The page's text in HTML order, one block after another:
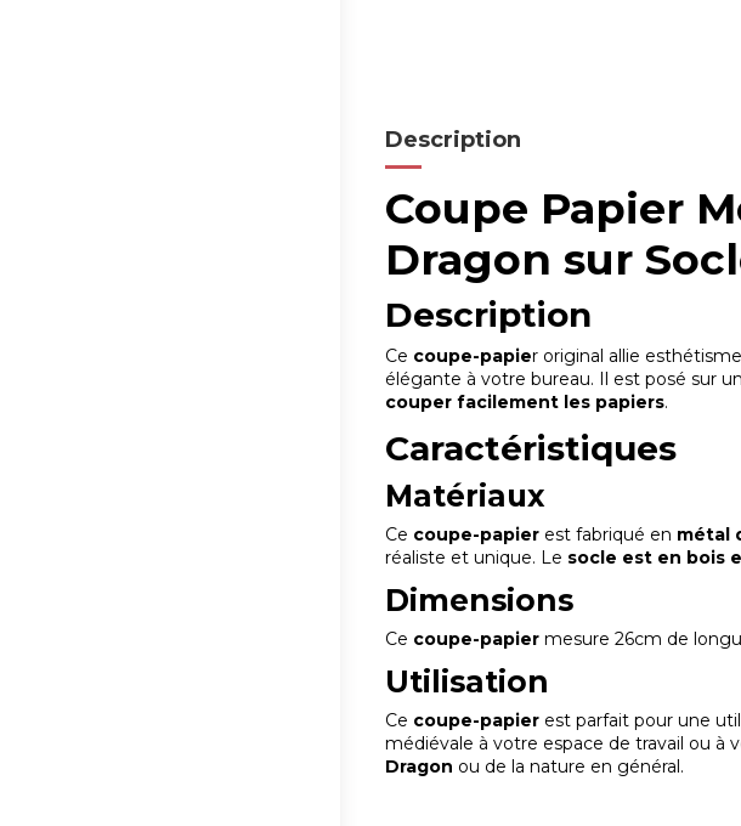
Description
Coupe Papier
Dragon sur
Description
Ce coupe-papier original allie
élégante à votre bureau. Il est posé sur un
couper facilement les papiers.
Caractéristiques
Matériaux
Ce coupe-papier est fabriqué en métal
réaliste et unique. Le socle est en bois
Dimensions
Ce coupe-papier mesure 26cm de
Utilisation
Ce coupe-papier est parfait pour une
médiévale à votre espace de travail ou
Dragon ou de la nature en général.